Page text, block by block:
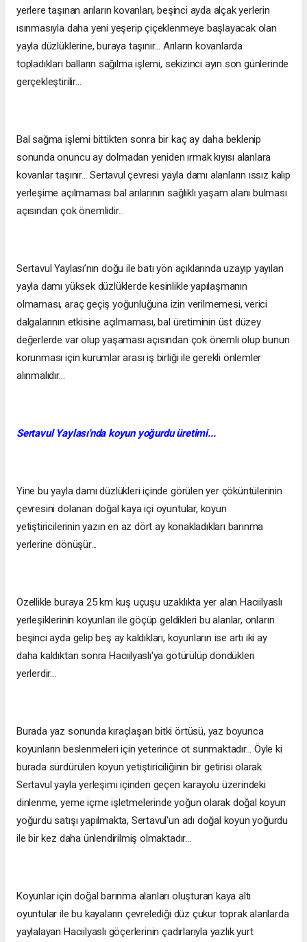
yerlere taşınan arıların kovanları, beşinci ayda alçak yerlerin
ısınmasıyla daha yeni yeşerip çiçeklenmeye başlayacak olan
yayla düzlüklerine, buraya taşınır... Arıların kovanlarda
topladıkları balların sağılma işlemi, sekizinci ayın son günlerinde
gerçekleştirilir...
Bal sağma işlemi bittikten sonra bir kaç ay daha beklenip
sonunda onuncu ay dolmadan yeniden ırmak kıyısı alanlara
kovanlar taşınır... Sertavul çevresi yayla damı alanların ıssız kalıp
yerleşime açılmaması bal arılarının sağlıklı yaşam alanı bulması
açısından çok önemlidir...
Sertavul Yaylası’nın doğu ile batı yön açıklarında uzayıp yayılan
yayla damı yüksek düzlüklerde kesinlikle yapılaşmanın
olmaması, araç geçiş yoğunluğuna izin verilmemesi, verici
dalgalarının etkisine açılmaması, bal üretiminin üst düzey
değerlerde var olup yaşaması açısından çok önemli olup bunun
korunması için kurumlar arası iş birliği ile gerekli önlemler
alınmalıdır...
Sertavul Yaylası'nda koyun yoğurdu üretimi...
Yine bu yayla damı düzlükleri içinde görülen yer çöküntülerinin
çevresini dolanan doğal kaya içi oyuntular, koyun
yetiştiricilerinin yazın en az dört ay konakladıkları barınma
yerlerine dönüşür...
Özellikle buraya 25 km kuş uçuşu uzaklıkta yer alan Hacıilyaslı
yerleşiklerinin koyunları ile göçüp geldikleri bu alanlar, onların
beşinci ayda gelip beş ay kaldıkları, koyunların ise artı iki ay
daha kaldıktan sonra Hacıilyaslı'ya götürülüp döndükleri
yerlerdir...
Burada yaz sonunda kıraçlaşan bitki örtüsü, yaz boyunca
koyunların beslenmeleri için yeterince ot sunmaktadır... Öyle ki
burada sürdürülen koyun yetiştiriciliğinin bir getirisi olarak
Sertavul yayla yerleşimi içinden geçen karayolu üzerindeki
dinlenme, yeme içme işletmelerinde yoğun olarak doğal koyun
yoğurdu satışı yapılmakta, Sertavul'un adı doğal koyun yoğurdu
ile bir kez daha ünlendirilmiş olmaktadır...
Koyunlar için doğal barınma alanları oluşturan kaya altı
oyuntular ile bu kayaların çevrelediği düz çukur toprak alanlarda
yaylalayan Hacıilyaslı göçerlerinin çadırlarıyla yazlık yurt